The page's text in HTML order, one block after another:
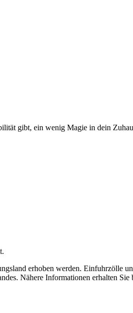
gibt, ein wenig Magie in dein
erhoben werden. Einfuhrzölle
Nähere Informationen erhalten